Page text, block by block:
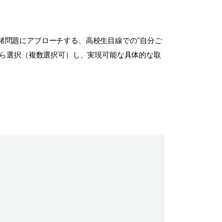
題にアプローチする、高校生目線での"自分ご
選択（複数選択可）し、実現可能な具体的な取